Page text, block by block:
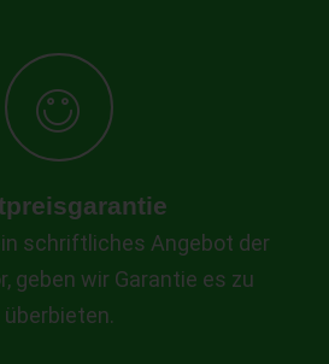
schriftliches Angebot der
geben wir Garantie es zu
überbieten.